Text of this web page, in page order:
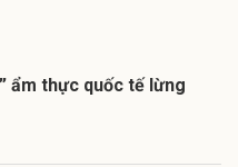
ẩm thực quốc tế lừng